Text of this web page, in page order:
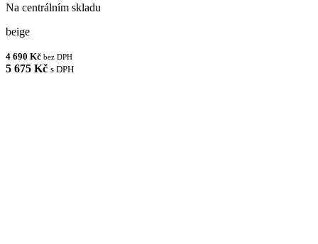
Na centrálním skladu
beige
4 690 Kč bez DPH
5 675 Kč s DPH